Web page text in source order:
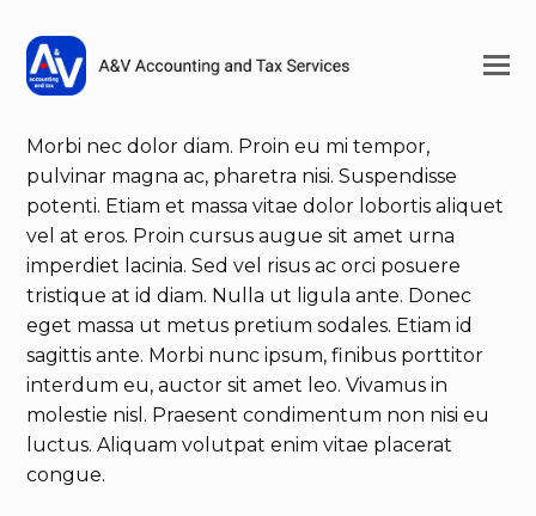
Morbi nec dolor diam. Proin eu mi tempor,
pulvinar magna ac, pharetra nisi. Suspendisse
potenti. Etiam et massa vitae dolor lobortis aliquet
vel at eros. Proin cursus augue sit amet urna
imperdiet lacinia. Sed vel risus ac orci posuere
tristique at id diam. Nulla ut ligula ante. Donec
eget massa ut metus pretium sodales. Etiam id
sagittis ante. Morbi nunc ipsum, finibus porttitor
interdum eu, auctor sit amet leo. Vivamus in
molestie nisl. Praesent condimentum non nisi eu
luctus. Aliquam volutpat enim vitae placerat
congue.